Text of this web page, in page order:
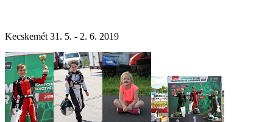
Kecskemét 31. 5. - 2. 6. 2019